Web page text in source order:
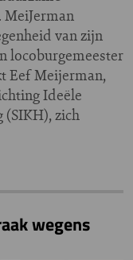
van zijn
locoburgemeester
Eef Meijerman,
Ideële
zich
wegens